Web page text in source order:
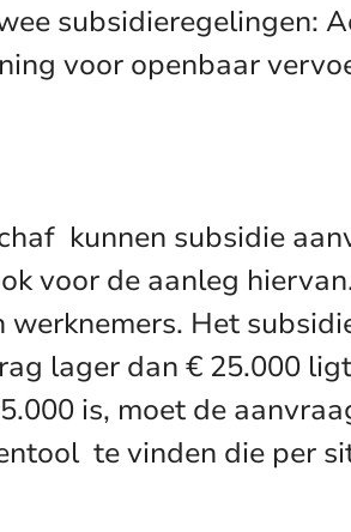
subsidieregelingen:
voor openbaar
kunnen subsidie
voor de aanleg
Het
lager dan € 25.000
is, moet de
te vinden die per